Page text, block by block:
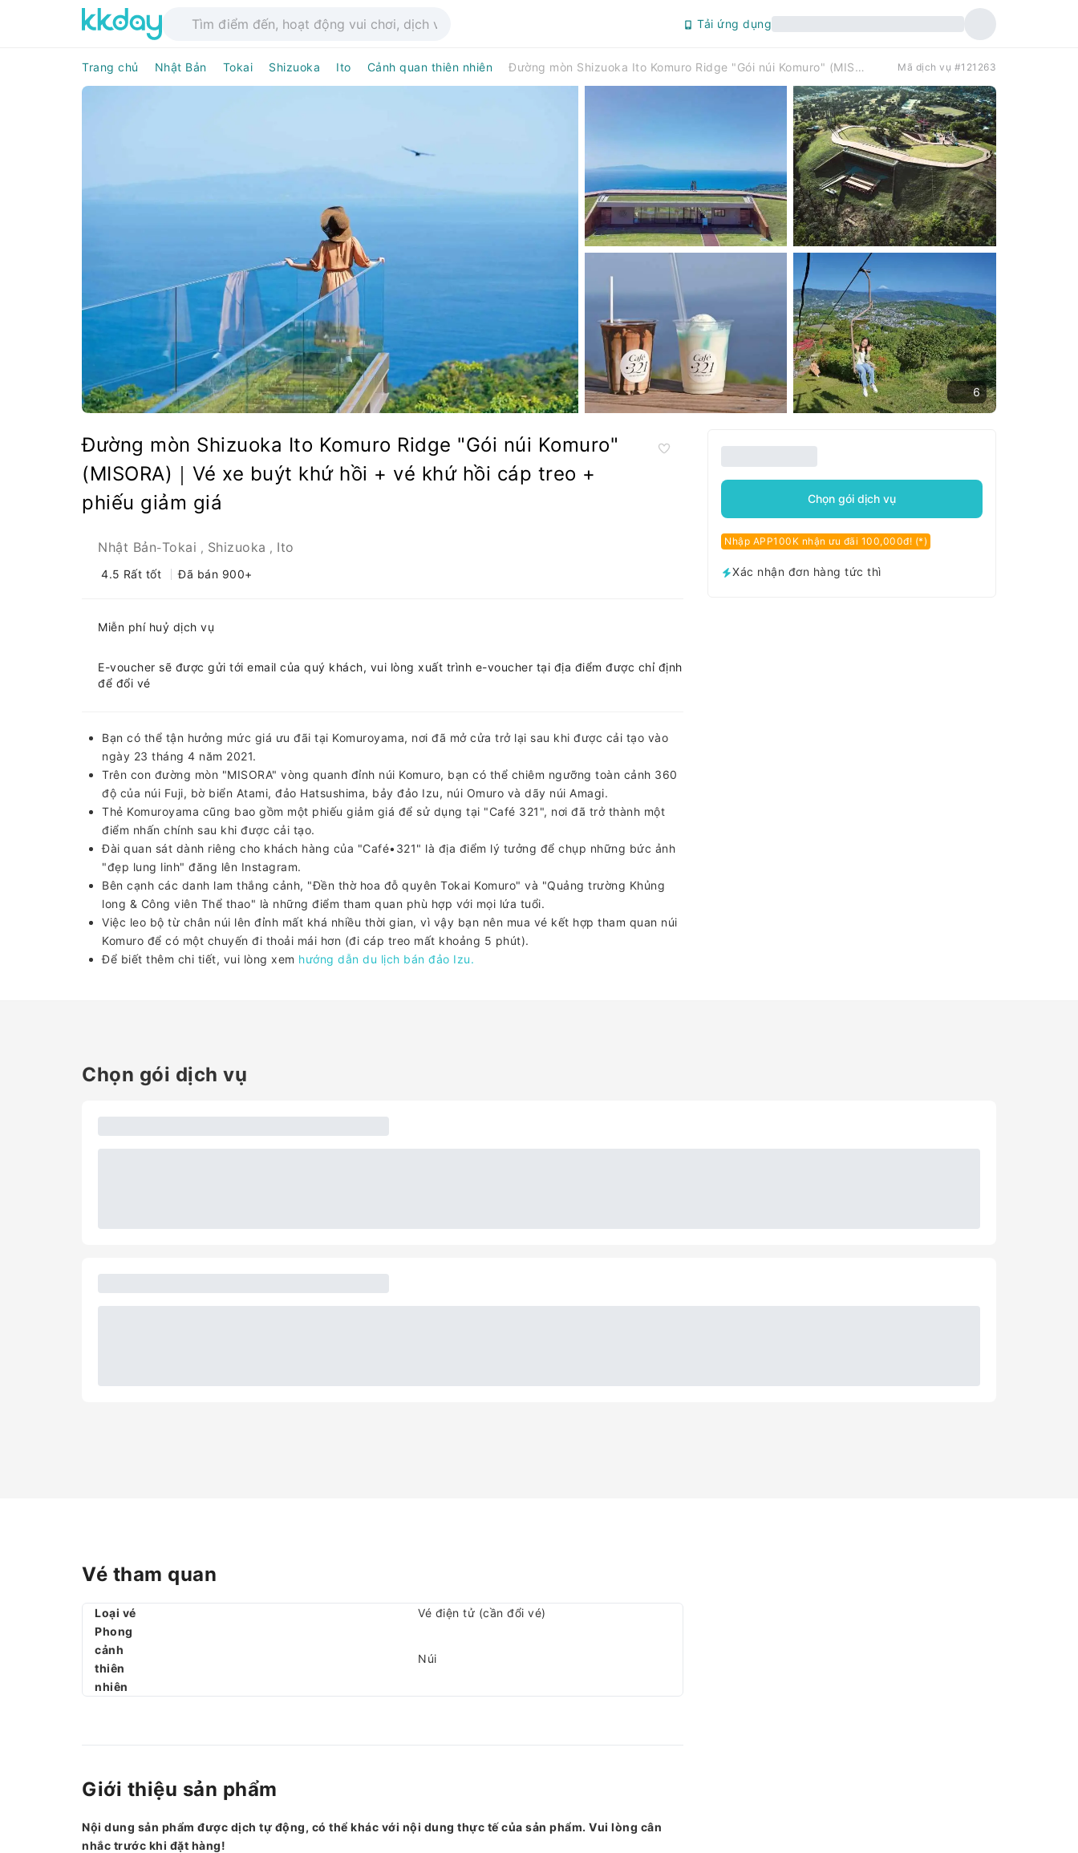
Tải ứng dụng
Trang chủ Nhật Bản Tokai Shizuoka Ito Cảnh quan thiên nhiên Đường mòn Shizuoka Ito Komuro Ridge "Gói núi Komuro" (MISORA)｜Vé xe buýt khứ hồi + vé khứ hồi cáp treo + phiếu giảm giá Mã dịch vụ #121263
6
Đường mòn Shizuoka Ito Komuro Ridge "Gói núi Komuro"
(MISORA)｜Vé xe buýt khứ hồi + vé khứ hồi cáp treo +
phiếu giảm giá
Nhật Bản-Tokai , Shizuoka , Ito
4.5 Rất tốt Đã bán 900+
Miễn phí huỷ dịch vụ
E-voucher sẽ được gửi tới email của quý khách, vui lòng xuất trình e-voucher tại địa điểm được chỉ định
để đổi vé
Bạn có thể tận hưởng mức giá ưu đãi tại Komuroyama, nơi đã mở cửa trở lại sau khi được cải tạo vào
ngày 23 tháng 4 năm 2021.
Trên con đường mòn "MISORA" vòng quanh đỉnh núi Komuro, bạn có thể chiêm ngưỡng toàn cảnh 360
độ của núi Fuji, bờ biển Atami, đảo Hatsushima, bảy đảo Izu, núi Omuro và dãy núi Amagi.
Thẻ Komuroyama cũng bao gồm một phiếu giảm giá để sử dụng tại "Café 321", nơi đã trở thành một
điểm nhấn chính sau khi được cải tạo.
Đài quan sát dành riêng cho khách hàng của "Café•321" là địa điểm lý tưởng để chụp những bức ảnh
"đẹp lung linh" đăng lên Instagram.
Bên cạnh các danh lam thắng cảnh, "Đền thờ hoa đỗ quyên Tokai Komuro" và "Quảng trường Khủng
long & Công viên Thể thao" là những điểm tham quan phù hợp với mọi lứa tuổi.
Việc leo bộ từ chân núi lên đỉnh mất khá nhiều thời gian, vì vậy bạn nên mua vé kết hợp tham quan núi
Komuro để có một chuyến đi thoải mái hơn (đi cáp treo mất khoảng 5 phút).
Để biết thêm chi tiết, vui lòng xem hướng dẫn du lịch bán đảo Izu.
Chọn gói dịch vụ
Nhập APP100K nhận ưu đãi 100,000đ! (*)
Xác nhận đơn hàng tức thì
Chọn gói dịch vụ
Vé tham quan
Loại vé
Vé điện tử (cần đổi vé)
Phong
cảnh
thiên
nhiên
Núi
Giới thiệu sản phẩm
Nội dung sản phẩm được dịch tự động, có thể khác với nội dung thực tế của sản phẩm. Vui lòng cân
nhắc trước khi đặt hàng!